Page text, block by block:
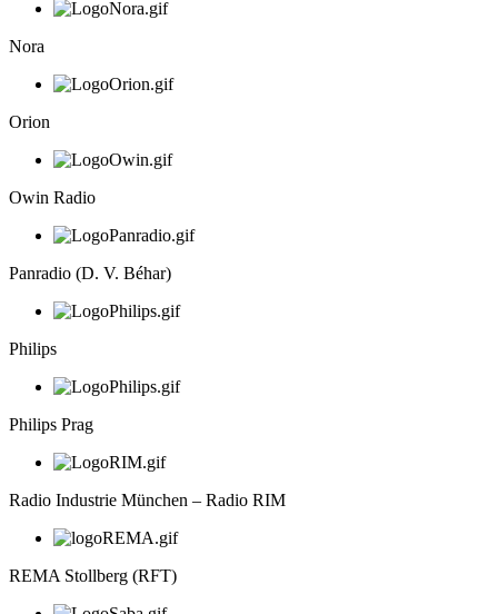
Nora
Orion
Owin Radio
Panradio (D. V. Béhar)
Philips
Philips Prag
Radio Industrie München – Radio RIM
REMA Stollberg (RFT)